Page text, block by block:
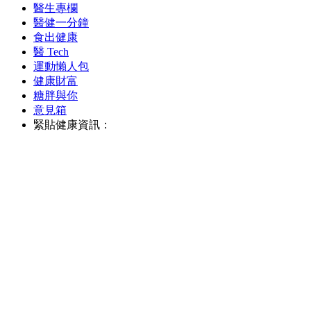
醫生專欄
醫健一分鐘
食出健康
醫 Tech
運動懶人包
健康財富
糖胖與你
意見箱
緊貼健康資訊：